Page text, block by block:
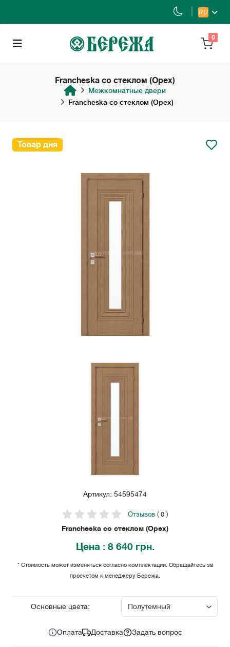
RU
0
Francheska со стеклом (Орех)
Межкомнатные двери
Francheska со стеклом (Орех)
Товар дня
Артикул: 54595474
Отзывов ( 0 )
Francheska со стеклом (Орех)
Цена : 8 640 грн.
* Стоимость может изменяться согласно комплектации. Обращайтесь за
просчетом к менеджеру Бережа.
Основные цвета:
Оплата Доставка Задать вопрос